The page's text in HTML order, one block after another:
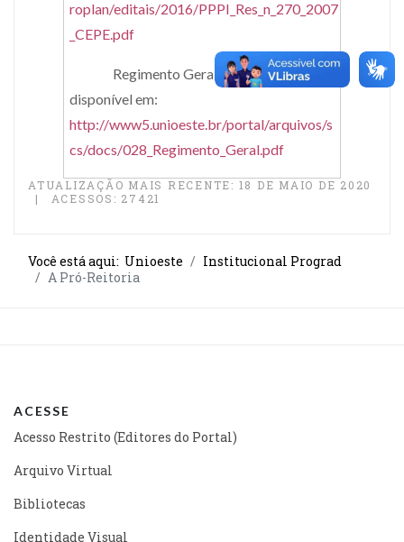
roplan/editais/2016/PPPI_Res_n_270_2007
_CEPE.pdf
Regimento Geral da Unioeste -
disponível em:
http://www5.unioeste.br/portal/arquivos/s
cs/docs/028_Regimento_Geral.pdf
ATUALIZAÇÃO MAIS RECENTE: 18 DE MAIO DE 2020
ACESSOS: 27421
Você está aqui: Unioeste
Institucional Prograd
A Pró-Reitoria
ACESSE
Acesso Restrito (Editores do Portal)
Arquivo Virtual
Bibliotecas
Identidade Visual